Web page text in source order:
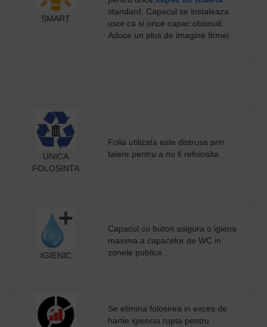
SMART
standard. Capacul se instaleaza
usor ca si orice capac obisnuit.
Aduce un plus de imagine firmei.
UNICA
FOLOSINTA
Folia utilizata este distrusa prin
taiere pentru a nu fi refolosita.
IGIENIC
Capacul cu buton asigura o igiena
maxima a capacelor de WC in
zonele publice.
Se elimina folosirea in exces de
hartie igiencia rupta pentru